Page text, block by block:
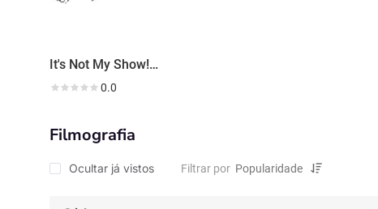
It's Not My Show! (the Craig Show)
0.0
Filmografia
Ocultar já vistos Filtrar por